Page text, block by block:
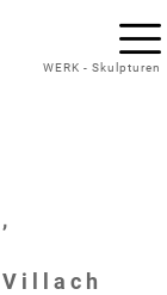
WERK - Skulpturen